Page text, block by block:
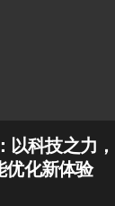
以科技之力，
优化新体验